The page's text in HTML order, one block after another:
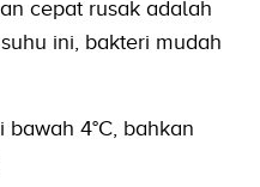
cepat rusak adalah
ini, bakteri mudah
4°C, bahkan